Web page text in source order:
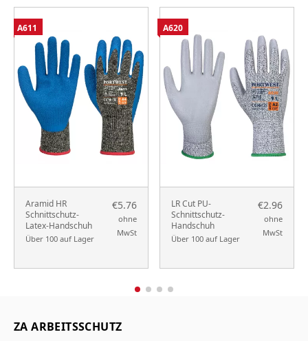
Aramid HR
Schnittschutz-
Latex-Handschuh
Über 100 auf Lager
€5.76
ohne
MwSt
A611
LR Cut PU-
Schnittschutz-
Handschuh
Über 100 auf Lager
€2.96
ohne
MwSt
A620
ZA ARBEITSSCHUTZ